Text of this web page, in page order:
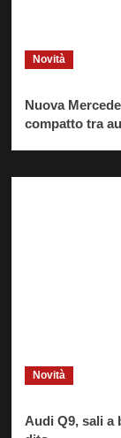
Novità
Nuova
compatto tra
Novità
Audi Q9, sali a